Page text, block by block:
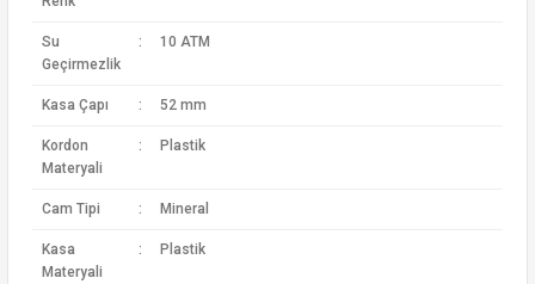
Su
Geçirmezlik
: 10 ATM
Kasa Çapı : 52 mm
Kordon
Materyali
: Plastik
Cam Tipi : Mineral
Kasa
Materyali
: Plastik